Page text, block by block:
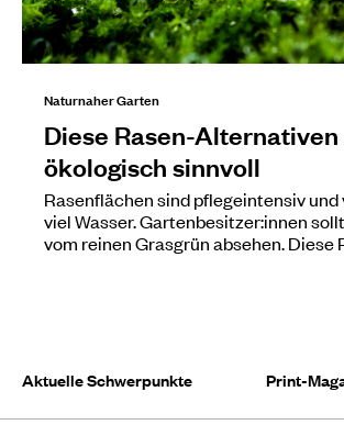
Naturnaher Garten
Diese Rasen-Alternativen
ökologisch sinnvoll
Rasenflächen sind pflegeintensiv
viel Wasser. Gartenbesitzer:innen
vom reinen Grasgrün absehen. Diese
Aktuelle Schwerpunkte Print-